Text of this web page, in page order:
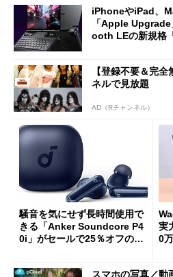
iPhoneやiPad、
「Apple
ooth LEの新規格
【登録不要＆完
ネルで見放題
AD（Rチャンネル）
騒音を気にせず長時間使用で
きる「Anker Soundcore P4
0i」がセールで25％オフの59
実
0
スマホの写真／動